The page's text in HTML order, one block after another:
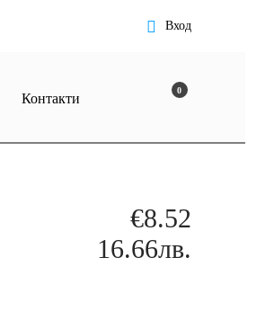
Вход
0
Контакти
€8.52
16.66лв.